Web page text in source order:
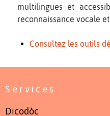
multilingues et
reconnaissance vocale
Consultez les outils
Services
Dicodòc